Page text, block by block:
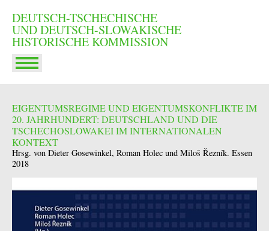
DEUTSCH-TSCHECHISCHE
UND DEUTSCH-SLOWAKISCHE
HISTORISCHE KOMMISSION
EIGENTUMSREGIME UND EIGENTUMSKONFLIKTE IM
20. JAHRHUNDERT: DEUTSCHLAND UND DIE
TSCHECHOSLOWAKEI IM INTERNATIONALEN
KONTEXT
Hrsg. von Dieter Gosewinkel, Roman Holec und Miloš Řezník. Essen
2018